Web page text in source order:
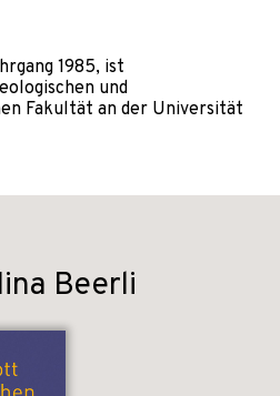
1985, ist
und
Fakultät an der Universität
Beerli